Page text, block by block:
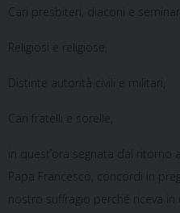
Cari presbiteri, diaconi e
Religiosi e religiose,
Distinte autorità civili e militari,
Cari fratelli e sorelle,
in quest’ora segnata dal ritorno
Papa Francesco, concordi in
nostro suffragio perché riceva